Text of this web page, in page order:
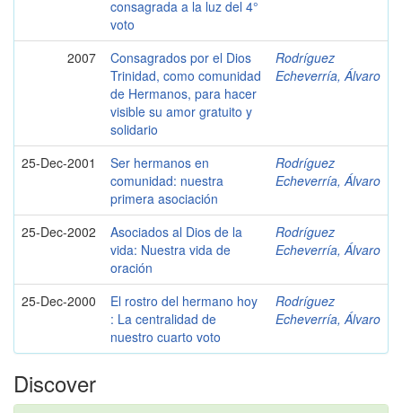
consagrada a la luz del 4°
voto
2007
Consagrados por el Dios
Trinidad, como comunidad
de Hermanos, para hacer
visible su amor gratuito y
solidario
Rodríguez
Echeverría, Álvaro
25-Dec-2001
Ser hermanos en
comunidad: nuestra
primera asociación
Rodríguez
Echeverría, Álvaro
25-Dec-2002
Asociados al Dios de la
vida: Nuestra vida de
oración
Rodríguez
Echeverría, Álvaro
25-Dec-2000
El rostro del hermano hoy
: La centralidad de
nuestro cuarto voto
Rodríguez
Echeverría, Álvaro
Discover